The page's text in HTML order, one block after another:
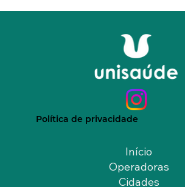
Política de privacidade
Início
Operadoras
Cidades